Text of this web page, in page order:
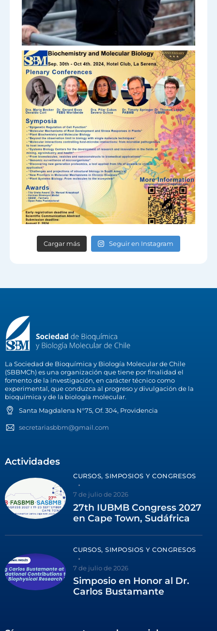
Cargar más Seguir en Instagram
La Sociedad de Bioquímica y Biología Molecular de Chile
(SBBMCh) es una organización que tiene por finalidad el
fomento de la investigación, en carácter técnico como
experimental, que conduzca al progreso y divulgación de la
bioquímica y de la biología molecular.
Santa Magdalena N°75, Of. 304, Providencia
secretariasbbm@gmail.com
Actividades
CURSOS, SIMPOSIOS Y CONGRESOS
7 de julio de 2026
27th IUBMB Congress 2027
en Cape Town, Sudáfrica
CURSOS, SIMPOSIOS Y CONGRESOS
7 de julio de 2026
Simposio en Honor al Dr.
Carlos Bustamante